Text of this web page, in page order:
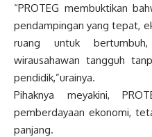
“PROTEG membuktikan
pendampingan yang tepat,
ruang untuk
wirausahawan tangguh
pendidik,”urainya.
Pihaknya meyakini,
pemberdayaan ekonomi,
panjang.